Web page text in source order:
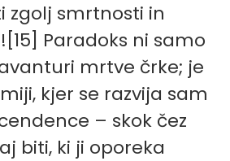
zgolj smrtnosti in
[15] Paradoks ni samo
mrtve črke; je
kjer se razvija sam
– skok čez
biti, ki ji oporeka